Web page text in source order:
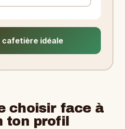
cafetière idéale
choisir face à
ton profil